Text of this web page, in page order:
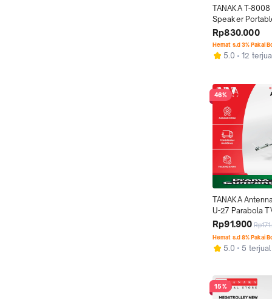
TANAKA T-8008
Speaker
Karaoke
Garansi Resmi 1
Rp830.000
Hemat s.d 3% Pakai
5.0 12
46%
TANAKA
U-27 Parabola
Gain Tinggi
Garansi Resmi
Rp91.900
Hemat s.d 8% Pakai
5.0 5 terjual
15%